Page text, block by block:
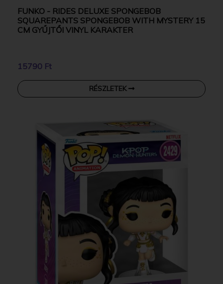
FUNKO - RIDES DELUXE SPONGEBOB
SQUAREPANTS SPONGEBOB WITH MYSTERY 15
CM GYŰJTŐI VINYL KARAKTER
15790 Ft
RÉSZLETEK